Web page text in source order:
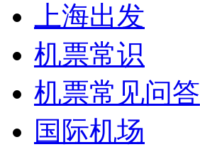
上海出发
机票常识
机票常见问答
国际机场